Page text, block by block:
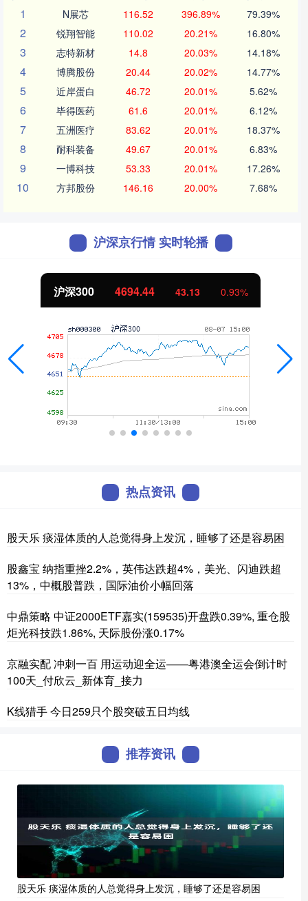
1
N展芯 116.52 396.89% 79.39%
2 锐翔智能 110.02 20.21% 16.80%
3 志特新材 14.8 20.03% 14.18%
4 博腾股份 20.44 20.02% 14.77%
5 近岸蛋白 46.72 20.01% 5.62%
6 毕得医药 61.6 20.01% 6.12%
7 五洲医疗 83.62 20.01% 18.37%
8 耐科装备 49.67 20.01% 6.83%
9 一博科技 53.33 20.01% 17.26%
10 方邦股份 146.16 20.00% 7.68%
沪深京行情 实时轮播
沪深300 4694.44 43.13 0.93%
热点资讯
股天乐 痰湿体质的人总觉得身上发沉，睡够了还是容易困
股鑫宝 纳指重挫2.2%，英伟达跌超4%，美光、闪迪跌超
13%，中概股普跌，国际油价小幅回落
中鼎策略 中证2000ETF嘉实(159535)开盘跌0.39%, 重仓股
炬光科技跌1.86%, 天际股份涨0.17%
京融实配 冲刺一百 用运动迎全运——粤港澳全运会倒计时
100天_付欣云_新体育_接力
K线猎手 今日259只个股突破五日均线
推荐资讯
股天乐 痰湿体质的人总觉得身上发沉，睡够了还是容易困